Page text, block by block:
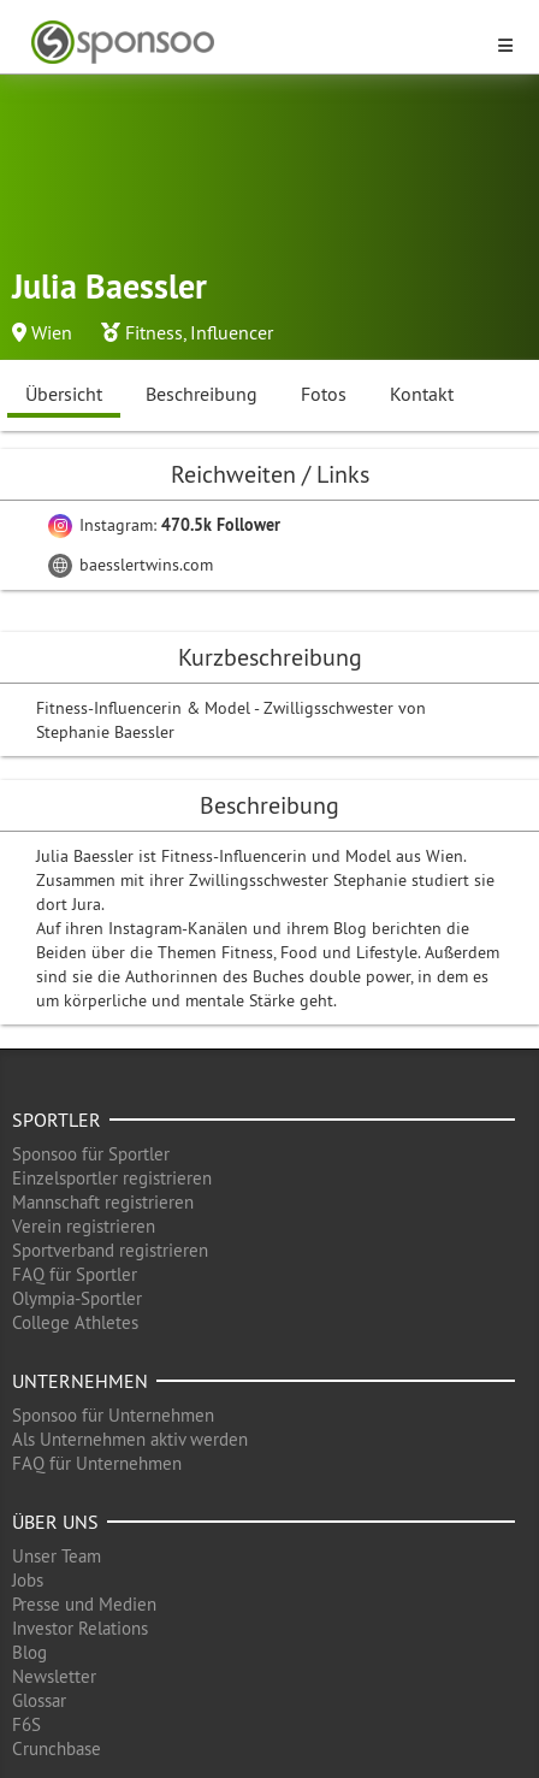
Julia Baessler
Wien Fitness, Influencer
Übersicht Beschreibung Fotos Kontakt
Kurzbeschreibung
Fitness-Influencerin & Model - Zwilligsschwester von
Stephanie Baessler
Beschreibung
Julia Baessler ist Fitness-Influencerin und Model aus Wien.
Zusammen mit ihrer Zwillingsschwester Stephanie studiert sie
dort Jura.
Auf ihren Instagram-Kanälen und ihrem Blog berichten die
Beiden über die Themen Fitness, Food und Lifestyle. Außerdem
sind sie die Authorinnen des Buches double power, in dem es
um körperliche und mentale Stärke geht.
Reichweiten / Links
Instagram: 470.5k Follower
baesslertwins.com
SPORTLER
Sponsoo für Sportler
Einzelsportler registrieren
Mannschaft registrieren
Verein registrieren
Sportverband registrieren
FAQ für Sportler
Olympia-Sportler
College Athletes
UNTERNEHMEN
Sponsoo für Unternehmen
Als Unternehmen aktiv werden
FAQ für Unternehmen
ÜBER UNS
Unser Team
Jobs
Presse und Medien
Investor Relations
Blog
Newsletter
Glossar
F6S
Crunchbase